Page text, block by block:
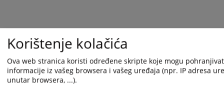
Korištenje kolačića
Ova web stranica koristi određene skripte koje mogu
informacije iz vašeg browsera i vašeg uređaja (npr. IP adresa
unutar browsera, ...).